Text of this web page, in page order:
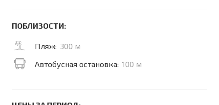
ПОБЛИЗОСТИ:
Пляж: 300 м
Автобусная остановка: 100 м